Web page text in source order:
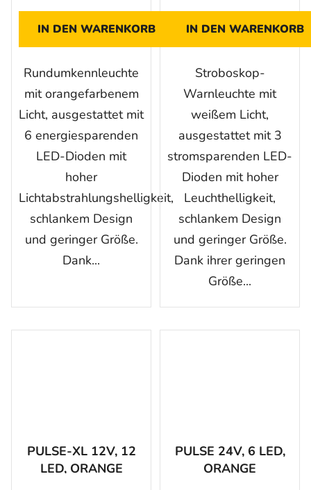
IN DEN WARENKORB
Rundumkennleuchte
mit orangefarbenem
Licht, ausgestattet mit
6 energiesparenden
LED-Dioden mit
hoher
Lichtabstrahlungshelligkeit,
schlankem Design
und geringer Größe.
Dank...
IN DEN WARENKORB
Stroboskop-
Warnleuchte mit
weißem Licht,
ausgestattet mit 3
stromsparenden LED-
Dioden mit hoher
Leuchthelligkeit,
schlankem Design
und geringer Größe.
Dank ihrer geringen
Größe...
PULSE-XL 12V, 12
LED, ORANGE
PULSE 24V, 6 LED,
ORANGE